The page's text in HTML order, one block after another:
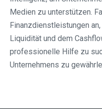
Medien zu unterstützen.
Finanzdienstleistungen
Liquidität und dem
professionelle Hilfe zu
Unternehmens zu